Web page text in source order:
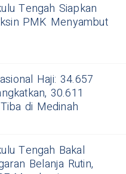
Tengah Siapkan
PMK Menyambut
Haji: 34.657
30.611
di Medinah
Tengah Bakal
Belanja Rutin,